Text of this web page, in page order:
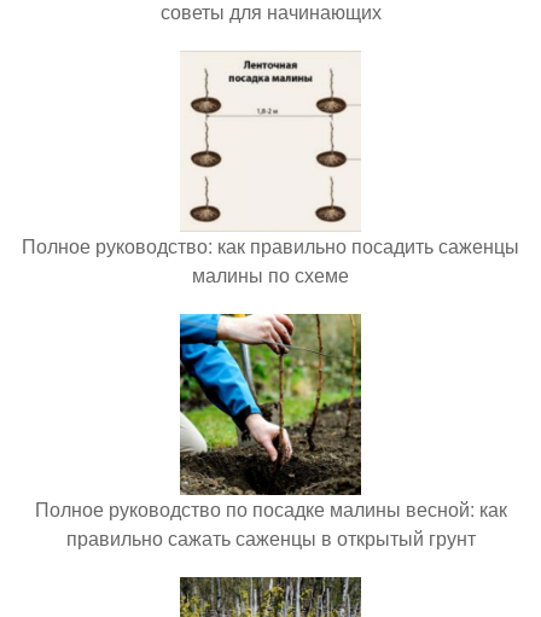
советы для начинающих
Полное руководство: как правильно посадить саженцы
малины по схеме
Полное руководство по посадке малины весной: как
правильно сажать саженцы в открытый грунт